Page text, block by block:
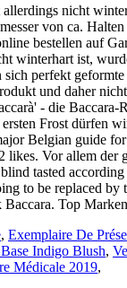
, Exemplaire De
Indigo Blush,
Médicale 2019,